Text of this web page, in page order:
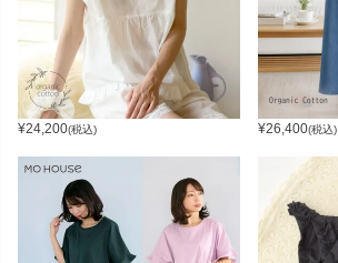
¥24,200(税込) ¥26,400(税込)